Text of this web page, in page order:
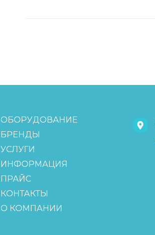
ОБОРУДОВАНИЕ
БРЕНДЫ
УСЛУГИ
ИНФОРМАЦИЯ
ПРАЙС
КОНТАКТЫ
О КОМПАНИИ